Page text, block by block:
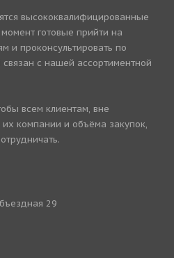
высококвалифицированные
готовые прийти на
и проконсультировать по
с нашей ассортиментной
всем клиентам, вне
компании и объёма закупок,
29